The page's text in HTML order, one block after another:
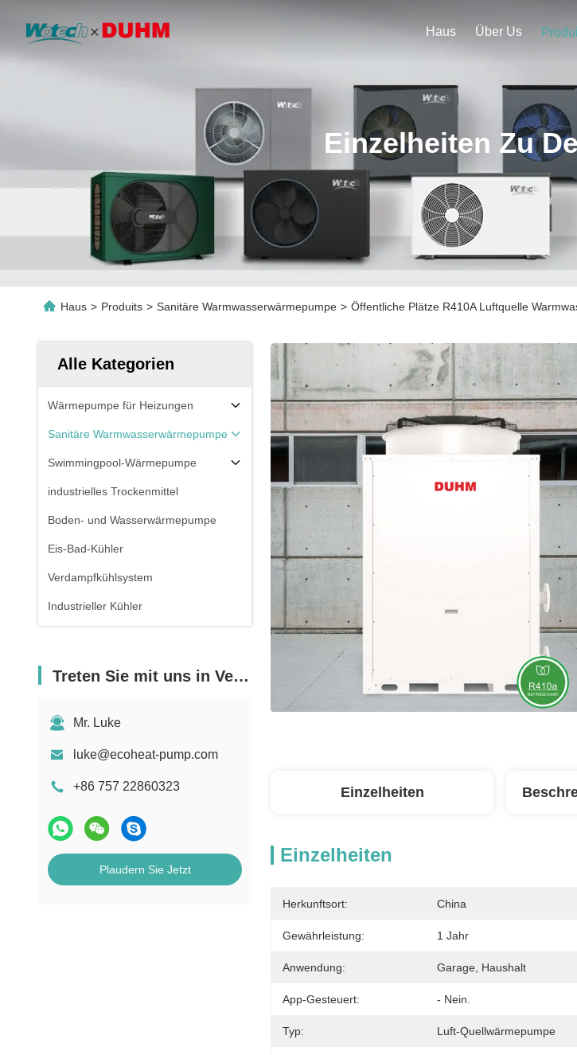
Haus Über Us
Einzelheiten Zu
Haus > Produits > Sanitäre Warmwasserwärmepumpe > Öffentliche Plätze R410A Luftquelle
Alle Kategorien
Wärmepumpe für Heizungen
Sanitäre Warmwasserwärmepumpe
Swimmingpool-Wärmepumpe
industrielles Trockenmittel
Boden- und Wasserwärmepumpe
Eis-Bad-Kühler
Verdampfkühlsystem
Industrieller Kühler
Treten Sie mit uns in Verbindung
Mr. Luke
luke@ecoheat-pump.com
+86 757 22860323
Plaudern Sie Jetzt
Einzelheiten
Einzelheiten
Herkunftsort: China
Gewährleistung: 1 Jahr
Anwendung: Garage, Haushalt
App-Gesteuert: - Nein.
Typ: Luft-Quellwärmepumpe